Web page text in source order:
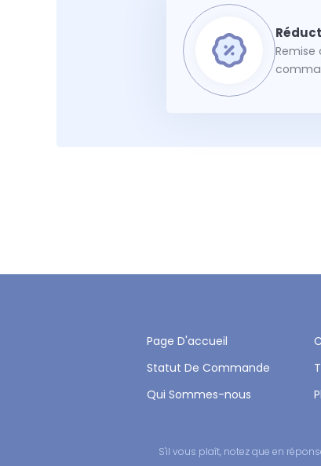
Remise
Page D'accueil
Statut De Commande
Qui Sommes-nous
S'il vous plaît, notez que en